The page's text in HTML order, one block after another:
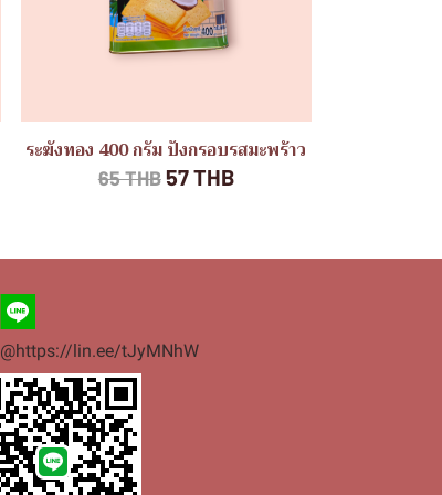
ระฆังทอง 400 กรัม ปังกรอบรสมะพร้าว
65 THB57 THB
@https://lin.ee/tJyMNhW